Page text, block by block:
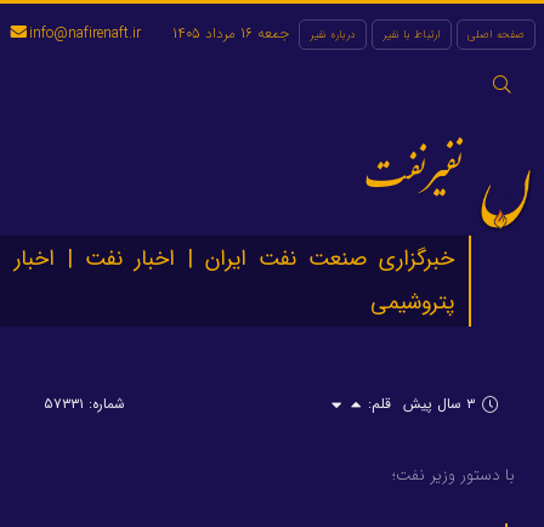
صفحه اصلی ارتباط با نفیر درباره نفیر
جستجو
جمعه 16 مرداد 1405 info@nafirenaft.ir
نفیرنفت
خبرگزاری صنعت نفت ایران | اخبار نفت | اخبار
پتروشیمی
۳ سال پیش قلم: شماره: ۵۷۳۳۱
با دستور وزیر نفت؛